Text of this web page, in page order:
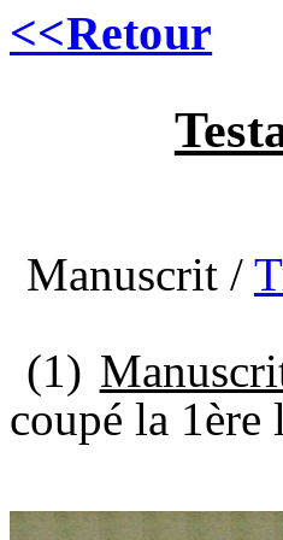
<<Retour
Manuscrit /
(1)
coupé la